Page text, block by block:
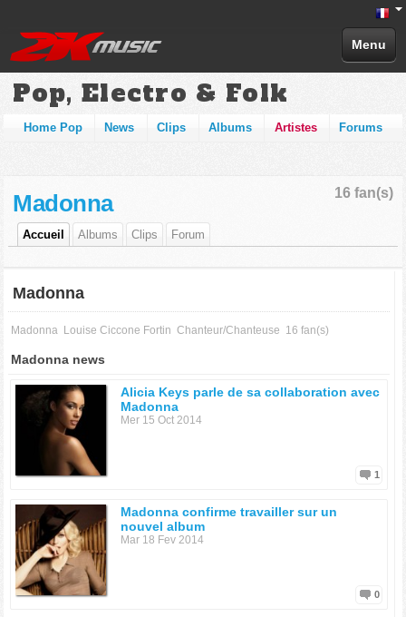
Menu
Pop, Electro & Folk
Home Pop News Clips Albums Artistes Forums
16 fan(s)
Madonna
Accueil Albums Clips Forum
Madonna
Madonna Louise Ciccone Fortin Chanteur/Chanteuse 16 fan(s)
Madonna news
Alicia Keys parle de sa collaboration avec
Madonna
Mer 15 Oct 2014
1
Madonna confirme travailler sur un
nouvel album
Mar 18 Fev 2014
0